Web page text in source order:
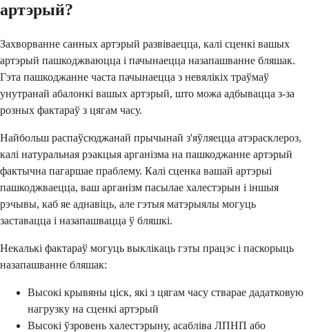
артэрый?
Захворванне санных артэрый развіваецца, калі сценкі вашых
артэрый пашкоджваюцца і пачынаецца назапашванне бляшак.
Гэта пашкоджанне часта пачынаецца з невялікіх траўмаў
унутранай абалонкі вашых артэрый, што можа адбывацца з-за
розных фактараў з цягам часу.
Найбольш распаўсюджанай прычынай з'яўляецца атэрасклероз,
калі натуральная рэакцыя арганізма на пашкоджанне артэрый
фактычна пагаршае праблему. Калі сценка вашай артэрыі
пашкоджваецца, ваш арганізм пасылае халестэрын і іншыя
рэчывы, каб яе аднавіць, але гэтыя матэрыялы могуць
заставацца і назапашвацца ў бляшкі.
Некалькі фактараў могуць выклікаць гэты працэс і паскорыць
назапашванне бляшак:
Высокі крывяны ціск, які з цягам часу стварае дадатковую
нагрузку на сценкі артэрый
Высокі ўзровень халестэрыну, асабліва ЛПНП або